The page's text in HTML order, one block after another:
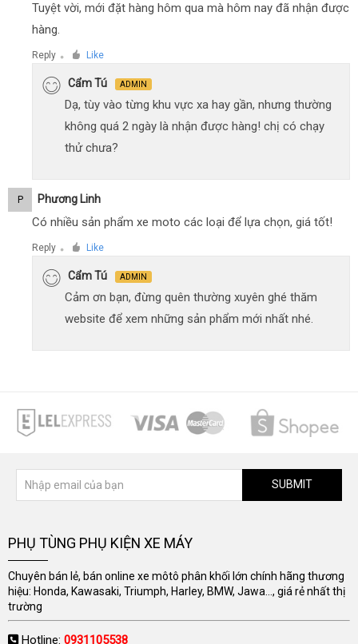
Tuyệt vời, mới đặt hàng hôm qua mà hôm nay đã nhận được
hàng.
Reply ● Like
Cẩm Tú ADMIN
Dạ, tùy vào từng khu vực xa hay gần, nhưng thường
không quá 2 ngày là nhận được hàng! chị có chạy
thử chưa?
P Phương Linh
Có nhiều sản phẩm xe moto các loại để lựa chọn, giá tốt!
Reply ● Like
Cẩm Tú ADMIN
Cảm ơn bạn, đừng quên thường xuyên ghé thăm
website để xem những sản phẩm mới nhất nhé.
SUBMIT
PHỤ TÙNG PHỤ KIỆN XE MÁY
Chuyên bán lẻ, bán online xe môtô phân khối lớn chính hãng thương
hiệu: Honda, Kawasaki, Triumph, Harley, BMW, Jawa..., giá rẻ nhất thị
trường
Hotline: 0931105538